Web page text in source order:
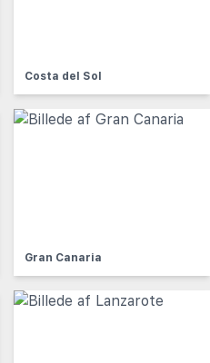
Costa del Sol
Gran Canaria